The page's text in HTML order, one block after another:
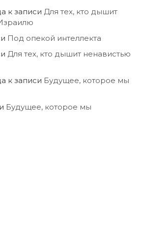
к записи Для тех, кто дышит
Под опекой интеллекта
Для тех, кто дышит ненавистью
к записи Будущее, которое мы
Будущее, которое мы